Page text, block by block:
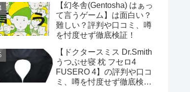
証!
【幻冬舎(Gentosha) はぁっ
て言うゲーム】は面白い？
難しい？評判や口コミ、噂
を忖度せず徹底検証！
【ドクタースミス Dr.Smith
うつぶせ寝 枕 フセロ4
FUSERO 4】の評判や口コ
ミ、噂を忖度せず徹底検